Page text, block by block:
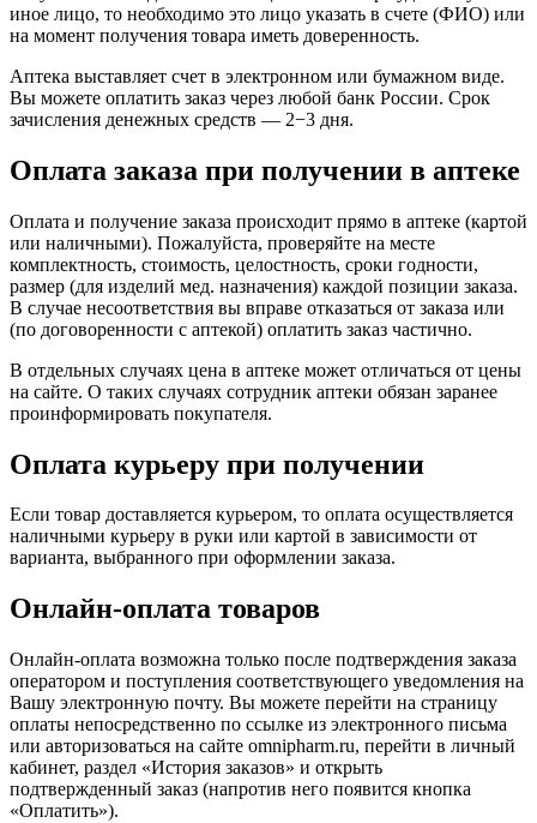
иное лицо, то необходимо это лицо указать в счете (ФИО) или
на момент получения товара иметь доверенность.
Аптека выставляет счет в электронном или бумажном виде.
Вы можете оплатить заказ через любой банк России. Срок
зачисления денежных средств — 2−3 дня.
Оплата заказа при получении в аптеке
Оплата и получение заказа происходит прямо в аптеке (картой
или наличными). Пожалуйста, проверяйте на месте
комплектность, стоимость, целостность, сроки годности,
размер (для изделий мед. назначения) каждой позиции заказа.
В случае несоответствия вы вправе отказаться от заказа или
(по договоренности с аптекой) оплатить заказ частично.
В отдельных случаях цена в аптеке может отличаться от цены
на сайте. О таких случаях сотрудник аптеки обязан заранее
проинформировать покупателя.
Оплата курьеру при получении
Если товар доставляется курьером, то оплата осуществляется
наличными курьеру в руки или картой в зависимости от
варианта, выбранного при оформлении заказа.
Онлайн-оплата товаров
Онлайн-оплата возможна только после подтверждения заказа
оператором и поступления соответствующего уведомления на
Вашу электронную почту. Вы можете перейти на страницу
оплаты непосредственно по ссылке из электронного письма
или авторизоваться на сайте omnipharm.ru, перейти в личный
кабинет, раздел «История заказов» и открыть
подтвержденный заказ (напротив него появится кнопка
«Оплатить»).